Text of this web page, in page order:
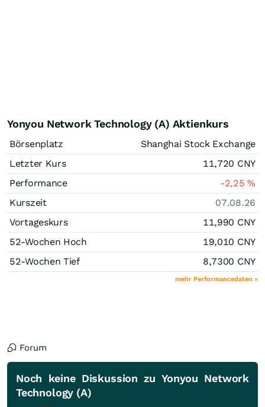
Yonyou Network Technology (A) Aktienkurs
Börsenplatz
Shanghai Stock Exchange
Letzter Kurs
11,720 CNY
Performance
-2,25%
Kurszeit
07.08.26
Vortageskurs
11,990 CNY
52-Wochen Hoch
19,010 CNY
52-Wochen Tief
8,7300 CNY
mehr Performancedaten »
Forum
Noch keine Diskussion zu Yonyou Network
Technology (A)